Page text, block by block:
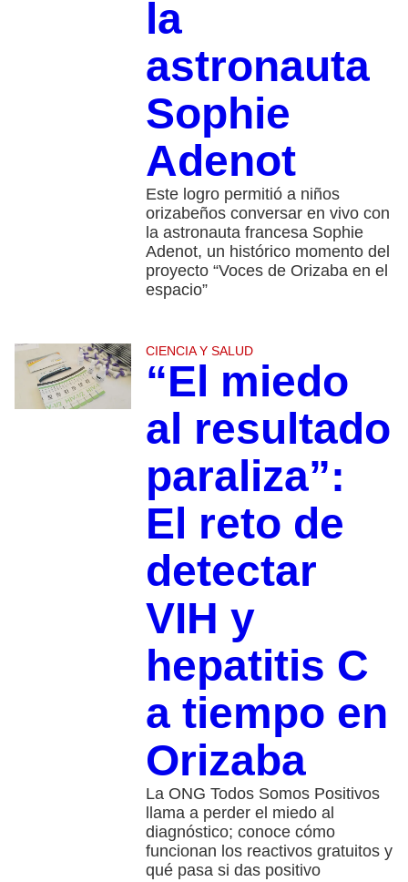
la
astronauta
Sophie
Adenot
Este logro permitió a niños
orizabeños conversar en vivo con
la astronauta francesa Sophie
Adenot, un histórico momento del
proyecto “Voces de Orizaba en el
espacio”
CIENCIA Y SALUD
“El miedo
al resultado
paraliza”:
El reto de
detectar
VIH y
hepatitis C
a tiempo en
Orizaba
La ONG Todos Somos Positivos
llama a perder el miedo al
diagnóstico; conoce cómo
funcionan los reactivos gratuitos y
qué pasa si das positivo